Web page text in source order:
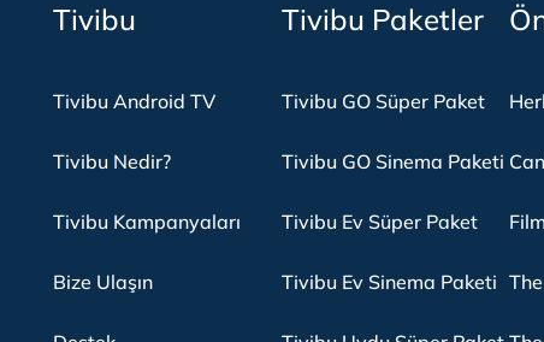
Tivibu
Tivibu Android TV
Tivibu Nedir?
Tivibu Kampanyaları
Bize Ulaşın
Tivibu Paketler
Tivibu GO Süper Paket
Tivibu GO Sinema Paketi
Tivibu Ev Süper Paket
Tivibu Ev Sinema Paketi